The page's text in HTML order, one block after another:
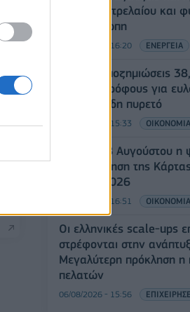
αγορές πετρελαίου και
στην Ευρώπη
06/08/2026 - 16:20 ΕΝΕΡΓΕΙΑ
ΥΠΑΑΤ: Αποζημιώσεις
σε κτηνοτρόφους για
και αφθώδη πυρετό
06/08/2026 - 15:33 ΟΙΚΟΝΟΜΙΑ
Από τις 28 Αυγούστου η
ενεργοποίηση της
της ΕΑΕ 2026
06/08/2026 - 16:51 ΟΙΚΟΝΟΜΙΑ
Οι ελληνικές scale-ups
στρέφονται στην
Μεγαλύτερη πρόκληση η
πελατών
06/08/2026 - 15:56